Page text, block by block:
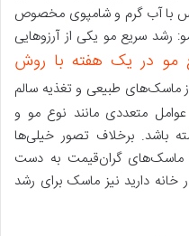
با آب گرم و شامپوی مخصوص
سریع مو یکی از آرزوهایی
مو در یک هفته با روش
ماسک‌های طبیعی و تغذیه سالم
متعددی مانند نوع مو و
برخلاف تصور خیلی‌ها
ماسک‌های گران‌قیمت به دست
خانه دارید نیز ماسک برای رشد